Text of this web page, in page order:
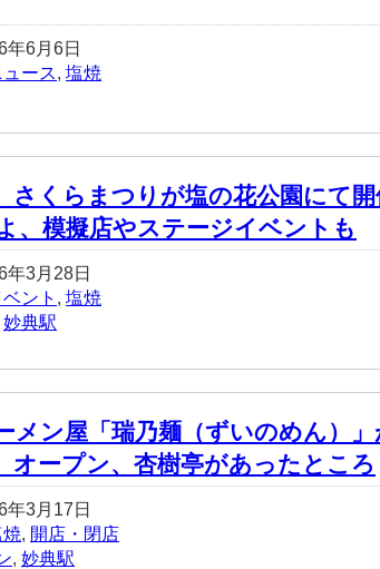
年6月6日
ュース, 塩焼
さくらまつりが塩の花公園にて開
、模擬店やステージイベントも
年3月28日
ント , 塩焼
妙典駅
メン屋「瑞乃麺（ずいのめん）」
オープン、杏樹亭があったところ
年3月17日
焼, 開店・閉店
, 妙典駅